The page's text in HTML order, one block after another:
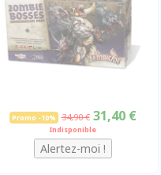
Promo -10% 34,90 € 31,40 €
Indisponible